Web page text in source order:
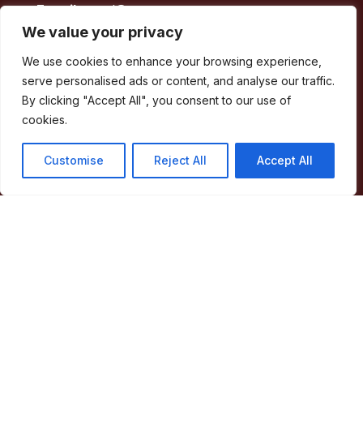
We value your privacy
We use cookies to enhance your browsing experience,
serve personalised ads or content, and analyse our traffic.
By clicking "Accept All", you consent to our use of
cookies.
Customise Reject All Accept All
E-mail: geral@cm-marvao.pt
Facebook
RSS YouTubeInstagram
Áreas
Concelho
Município